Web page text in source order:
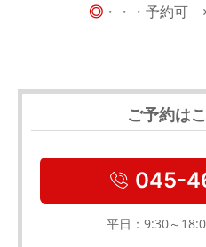
◎・・・予約可
ご予約は
045-
平日：9:30～